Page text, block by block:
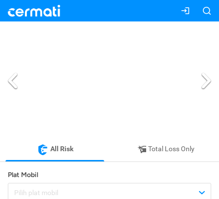
All Risk Total Loss Only
Plat Mobil
Pilih plat mobil